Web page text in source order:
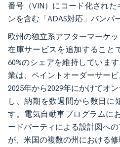
番号（VIN）にコード化され
ンを含む「ADAS対応」バンパ
欧州の独立系アフターマーケ
在庫サービスを追加すること
60%のシェアを維持していま
業は、ペイントオーダーサービ
2025年から2029年にかけてオ
し、納期を数週間から数日に
す。電気自動車プログラムに
ードパーティによる設計図へ
が、米国の複数の州における